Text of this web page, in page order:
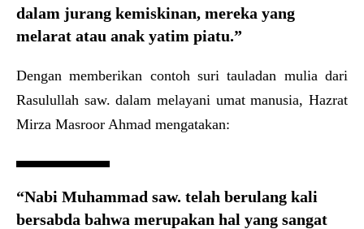
dalam jurang kemiskinan, mereka yang
melarat atau anak yatim piatu.”
Dengan memberikan contoh suri tauladan mulia dari
Rasulullah saw. dalam melayani umat manusia, Hazrat
Mirza Masroor Ahmad mengatakan:
“Nabi Muhammad saw. telah berulang kali
bersabda bahwa merupakan hal yang sangat